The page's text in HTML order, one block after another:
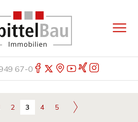
67-0
2 3 4 5